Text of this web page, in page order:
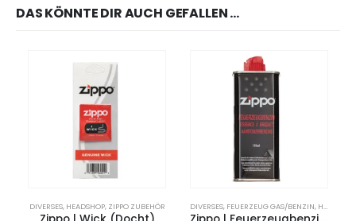
DAS KÖNNTE DIR AUCH GEFALLEN …
DIVERSES, HEADSHOP, ZIPPO ZUBEHÖR DIVERSES, FEUERZEUG GAS/BENZIN, HEADSHOP